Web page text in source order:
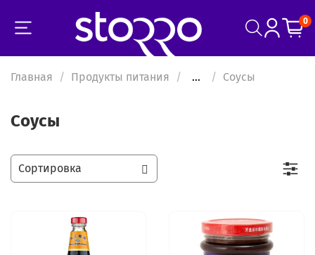
0
Главная Продукты питания ... Соусы
Соусы